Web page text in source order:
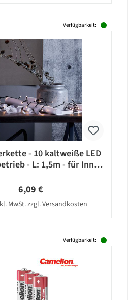
Verfügbarkeit:
- 10 kaltweiße LED
- L: 1,5m - für Innen
Regulärer Preis:
6,09 €
MwSt. zzgl. Versandkosten
Verfügbarkeit: